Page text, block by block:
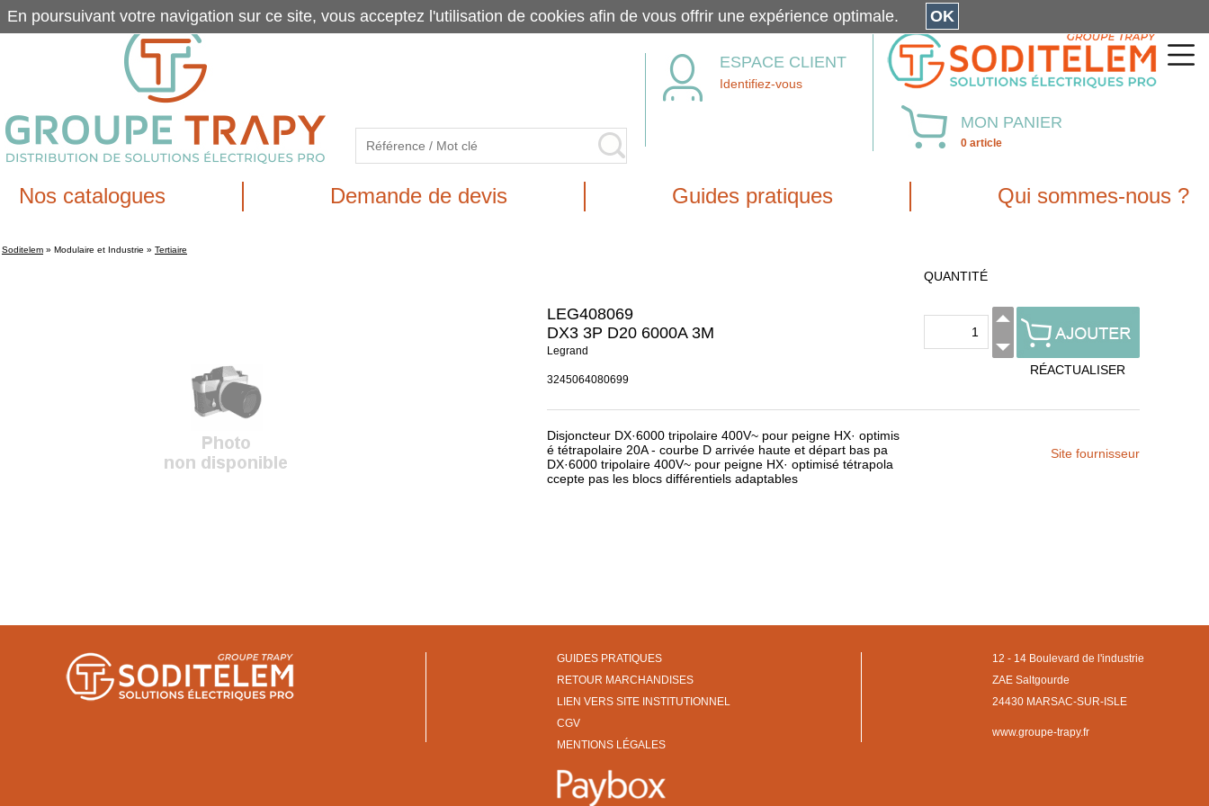
ESPACE CLIENT
Identifiez-vous
MON PANIER
0 article
Nos catalogues Demande de devis Guides pratiques Qui sommes-nous ?
Soditelem » Modulaire et Industrie » Tertiaire
LEG408069
DX3 3P D20 6000A 3M
Legrand
3245064080699
QUANTITÉ
RÉACTUALISER
Disjoncteur DX·6000 tripolaire 400V~ pour peigne HX· optimis
é tétrapolaire 20A - courbe D arrivée haute et départ bas pa
DX·6000 tripolaire 400V~ pour peigne HX· optimisé tétrapola
ccepte pas les blocs différentiels adaptables
Site fournisseur
GUIDES PRATIQUES
RETOUR MARCHANDISES
LIEN VERS SITE INSTITUTIONNEL
CGV
MENTIONS LÉGALES
12 - 14 Boulevard de l'industrie
ZAE Saltgourde
24430 MARSAC-SUR-ISLE
www.groupe-trapy.fr
En poursuivant votre navigation sur ce site, vous acceptez l'utilisation de cookies afin de vous offrir une expérience optimale. OK